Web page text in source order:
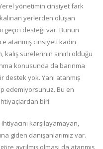
yönetimin cinsiyet fark
yerlerden oluşan
geçici desteği var. Bunun
atanmış cinsiyeti kadın
sürelerinin sınırlı olduğu
konusunda da barınma
destek yok. Yani atanmış
edemiyorsunuz. Bu en
biri.
karşılayamayan,
giden danışanlarımız var.
ayrılmış olması da atanmış